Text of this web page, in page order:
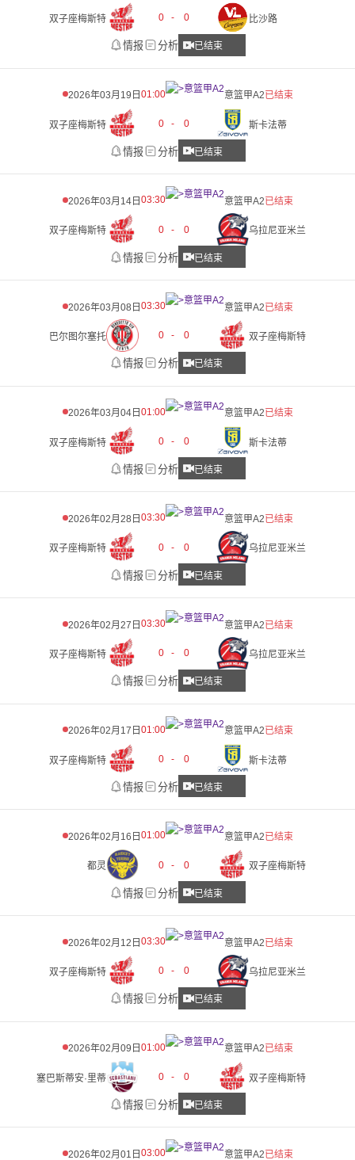
双子座梅斯特 0 - 0 比沙路
情报 分析 已结束
2026年03月19日 01:00 意篮甲A2已结束
双子座梅斯特 0 - 0 斯卡法蒂
情报 分析 已结束
2026年03月14日 03:30 意篮甲A2已结束
双子座梅斯特 0 - 0 乌拉尼亚米兰
情报 分析 已结束
2026年03月08日 03:30 意篮甲A2已结束
巴尔图尔塞托 0 - 0 双子座梅斯特
情报 分析 已结束
2026年03月04日 01:00 意篮甲A2已结束
双子座梅斯特 0 - 0 斯卡法蒂
情报 分析 已结束
2026年02月28日 03:30 意篮甲A2已结束
双子座梅斯特 0 - 0 乌拉尼亚米兰
情报 分析 已结束
2026年02月27日 03:30 意篮甲A2已结束
双子座梅斯特 0 - 0 乌拉尼亚米兰
情报 分析 已结束
2026年02月17日 01:00 意篮甲A2已结束
双子座梅斯特 0 - 0 斯卡法蒂
情报 分析 已结束
2026年02月16日 01:00 意篮甲A2已结束
都灵 0 - 0 双子座梅斯特
情报 分析 已结束
2026年02月12日 03:30 意篮甲A2已结束
双子座梅斯特 0 - 0 乌拉尼亚米兰
情报 分析 已结束
2026年02月09日 01:00 意篮甲A2已结束
塞巴斯蒂安·里蒂 0 - 0 双子座梅斯特
情报 分析 已结束
2026年02月01日 03:00 意篮甲A2已结束